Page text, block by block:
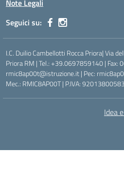
Note Legali
Seguici su:
I.C. Duilio Cambellotti Rocca Priora| Via
Priora RM | Tel.: +39.0697859140 | Fax:
rmic8ap00t@istruzione.it | Pec:
Mec.: RMIC8AP00T | P.IVA: 92013800583
Idea